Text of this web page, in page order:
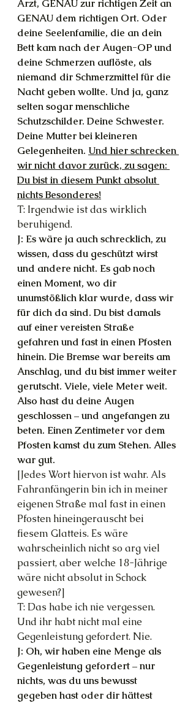
Arzt, GENAU zur richtigen Zeit an
GENAU dem richtigen Ort. Oder
deine Seelenfamilie, die an dein
Bett kam nach der Augen-OP und
deine Schmerzen auflöste, als
niemand dir Schmerzmittel für die
Nacht geben wollte. Und ja, ganz
selten sogar menschliche
Schutzschilder. Deine Schwester.
Deine Mutter bei kleineren
Gelegenheiten. Und hier schrecken
wir nicht davor zurück, zu sagen:
Du bist in diesem Punkt absolut
nichts Besonderes!
T: Irgendwie ist das wirklich
beruhigend.
J: Es wäre ja auch schrecklich, zu
wissen, dass du geschützt wirst
und andere nicht. Es gab noch
einen Moment, wo dir
unumstößlich klar wurde, dass wir
für dich da sind. Du bist damals
auf einer vereisten Straße
gefahren und fast in einen Pfosten
hinein. Die Bremse war bereits am
Anschlag, und du bist immer weiter
gerutscht. Viele, viele Meter weit.
Also hast du deine Augen
geschlossen – und angefangen zu
beten. Einen Zentimeter vor dem
Pfosten kamst du zum Stehen. Alles
war gut.
[Jedes Wort hiervon ist wahr. Als
Fahranfängerin bin ich in meiner
eigenen Straße mal fast in einen
Pfosten hineingerauscht bei
fiesem Glatteis. Es wäre
wahrscheinlich nicht so arg viel
passiert, aber welche 18-Jährige
wäre nicht absolut in Schock
gewesen?]
T: Das habe ich nie vergessen.
Und ihr habt nicht mal eine
Gegenleistung gefordert. Nie.
J: Oh, wir haben eine Menge als
Gegenleistung gefordert – nur
nichts, was du uns bewusst
gegeben hast oder dir hättest